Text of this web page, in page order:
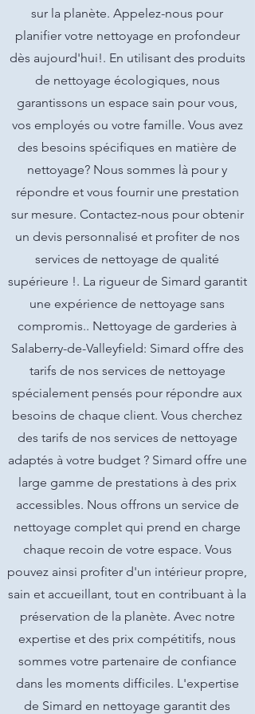
sur la planète. Appelez-nous pour
planifier votre nettoyage en profondeur
dès aujourd'hui!. En utilisant des produits
de nettoyage écologiques, nous
garantissons un espace sain pour vous,
vos employés ou votre famille. Vous avez
des besoins spécifiques en matière de
nettoyage? Nous sommes là pour y
répondre et vous fournir une prestation
sur mesure. Contactez-nous pour obtenir
un devis personnalisé et profiter de nos
services de nettoyage de qualité
supérieure !. La rigueur de Simard garantit
une expérience de nettoyage sans
compromis.. Nettoyage de garderies à
Salaberry-de-Valleyfield: Simard offre des
tarifs de nos services de nettoyage
spécialement pensés pour répondre aux
besoins de chaque client. Vous cherchez
des tarifs de nos services de nettoyage
adaptés à votre budget ? Simard offre une
large gamme de prestations à des prix
accessibles. Nous offrons un service de
nettoyage complet qui prend en charge
chaque recoin de votre espace. Vous
pouvez ainsi profiter d'un intérieur propre,
sain et accueillant, tout en contribuant à la
préservation de la planète. Avec notre
expertise et des prix compétitifs, nous
sommes votre partenaire de confiance
dans les moments difficiles. L'expertise
de Simard en nettoyage garantit des